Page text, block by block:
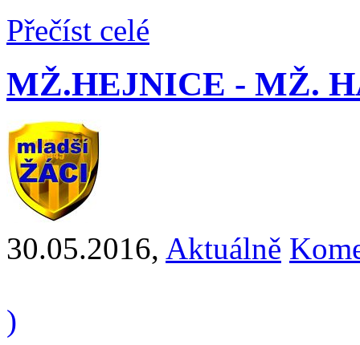
Přečíst celé
MŽ.HEJNICE - MŽ.
30.05.2016, Aktuálně
)